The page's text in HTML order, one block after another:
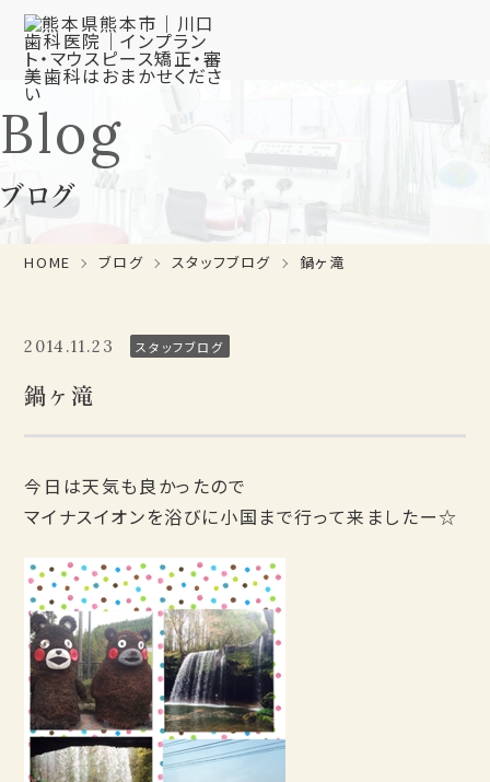
Blog
ブログ
HOME ブログ スタッフブログ 鍋ヶ滝
2014.11.23 スタッフブログ
鍋ヶ滝
今日は天気も良かったので
マイナスイオンを浴びに小国まで行って来ましたー☆